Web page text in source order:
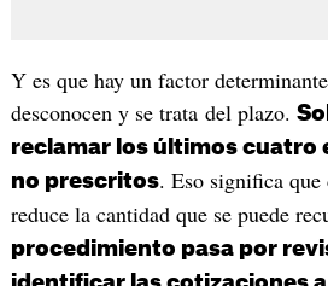
Y es que hay un factor
desconocen y se trata del plazo.
reclamar los últimos cuatro
no prescritos. Eso significa que
reduce la cantidad que se puede
procedimiento pasa por